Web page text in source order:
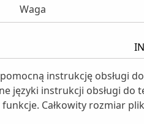
Waga
instrukcję obsługi
języki instrukcji obsługi do
Całkowity rozmiar